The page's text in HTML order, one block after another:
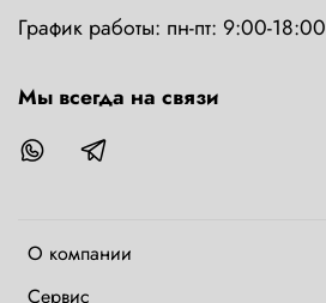
О компании
Сервис
График работы: пн-пт: 9:00-18:00
Мы всегда на связи